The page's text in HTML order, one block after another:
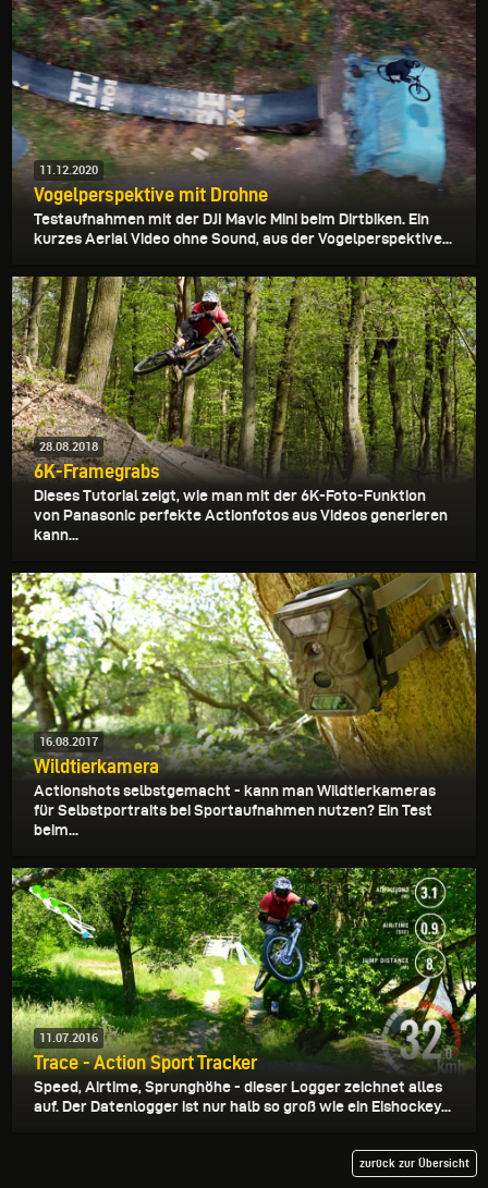
11.12.2020
Vogelperspektive mit Drohne
Testaufnahmen mit der DJI Mavic Mini beim Dirtbiken. Ein
kurzes Aerial Video ohne Sound, aus der Vogelperspektive...
28.08.2018
6K-Framegrabs
Dieses Tutorial zeigt, wie man mit der 6K-Foto-Funktion
von Panasonic perfekte Actionfotos aus Videos generieren
kann...
16.08.2017
Wildtierkamera
Actionshots selbstgemacht - kann man Wildtierkameras
für Selbstportraits bei Sportaufnahmen nutzen? Ein Test
beim...
11.07.2016
Trace - Action Sport Tracker
Speed, Airtime, Sprunghöhe - dieser Logger zeichnet alles
auf. Der Datenlogger ist nur halb so groß wie ein Eishockey...
zurück zur Übersicht